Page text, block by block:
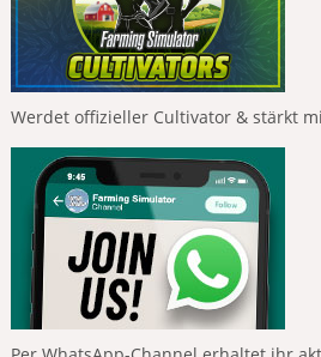
Werdet offizieller Cultivator & stärkt